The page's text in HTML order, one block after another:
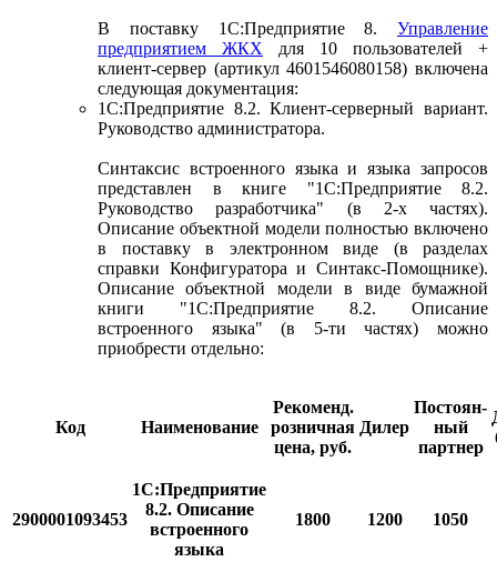
В поставку 1С:Предприятие 8. Управление
предприятием ЖКХ для 10 пользователей +
клиент-сервер (артикул 4601546080158) включена
следующая документация:
1С:Предприятие 8.2. Клиент-серверный вариант.
Руководство администратора.
Синтаксис встроенного языка и языка запросов
представлен в книге "1С:Предприятие 8.2.
Руководство разработчика" (в 2-х частях).
Описание объектной модели полностью включено
в поставку в электронном виде (в разделах
справки Конфигуратора и Синтакс-Помощнике).
Описание объектной модели в виде бумажной
книги "1С:Предприятие 8.2. Описание
встроенного языка" (в 5-ти частях) можно
приобрести отдельно:
Код Наименование
Рекоменд.
розничная
цена, руб.
Дилер
Постоян-
ный
партнер
2900001093453
1С:Предприятие
8.2. Описание
встроенного
языка
1800 1200 1050